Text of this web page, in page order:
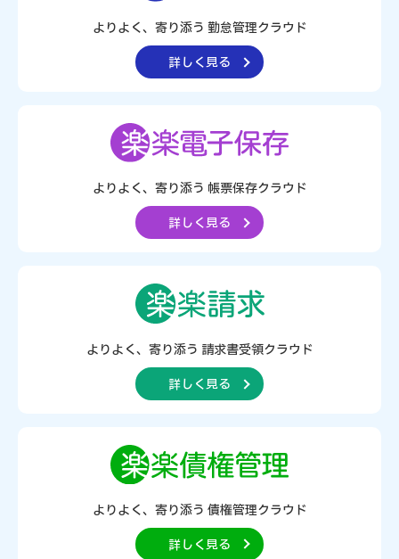
よりよく、寄り添う 勤怠管理クラウド
詳しく見る
よりよく、寄り添う 帳票保存クラウド
詳しく見る
よりよく、寄り添う 請求書受領クラウド
詳しく見る
よりよく、寄り添う 債権管理クラウド
詳しく見る